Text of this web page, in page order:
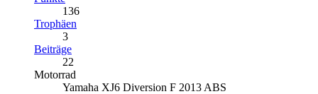
136
Trophäen
3
Beiträge
22
Motorrad
Yamaha XJ6 Diversion F 2013 ABS